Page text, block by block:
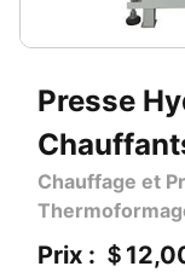
Presse
Chauffage et
Prix : ＄